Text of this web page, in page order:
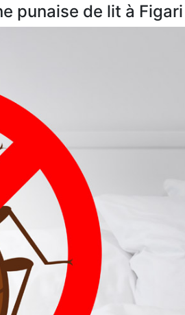
punaise de lit à Figari